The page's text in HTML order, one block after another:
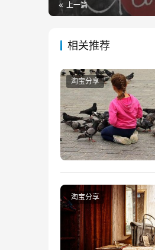
销售额达标后，
售额判定。
很多的网友们想
专门做国内的生意的
推荐阅读：
速卖通开店需
速卖通开店需
上一篇
相关推荐
淘宝分享
淘宝分享